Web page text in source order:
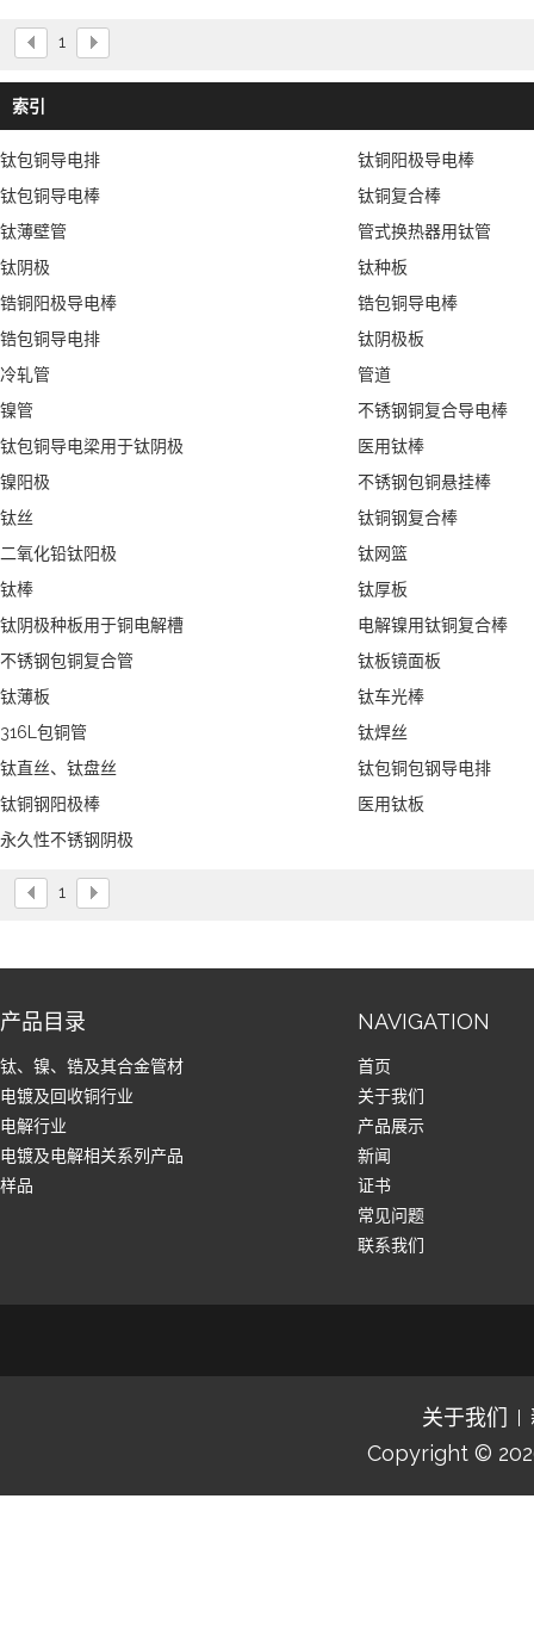
1
索引
钛包铜导电排
钛铜阳极导电棒
钛包铜导电棒
钛铜复合棒
钛薄壁管
管式换热器用钛管
钛阴极
钛种板
锆铜阳极导电棒
锆包铜导电棒
锆包铜导电排
钛阴极板
冷轧管
管道
镍管
不锈钢铜复合导电棒
钛包铜导电梁用于钛阴极
医用钛棒
镍阳极
不锈钢包铜悬挂棒
钛丝
钛铜钢复合棒
二氧化铅钛阳极
钛网篮
钛棒
钛厚板
钛阴极种板用于铜电解槽
电解镍用钛铜复合棒
不锈钢包铜复合管
钛板镜面板
钛薄板
钛车光棒
316L包铜管
钛焊丝
钛直丝、钛盘丝
钛包铜包钢导电排
钛铜钢阳极棒
医用钛板
永久性不锈钢阴极
1
产品目录
钛、镍、锆及其合金管材
电镀及回收铜行业
电解行业
电镀及电解相关系列产品
样品
NAVIGATION
首页
关于我们
产品展示
新闻
证书
常见问题
联系我们
关于我们
Copyright ©